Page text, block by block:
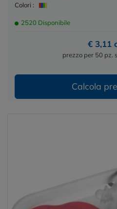
Colori :
2520 Disponibile
€ 3,11
prezzo per 50 pz.
Calcola